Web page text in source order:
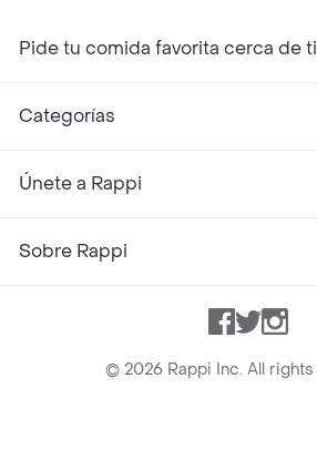
Pide tu comida favorita cerca de ti
Categorías
Únete a Rappi
Sobre Rappi
Facebook
Twitter
© 2026 Rappi Inc. All